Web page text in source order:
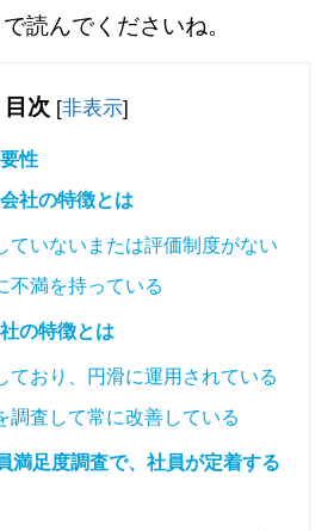
読んでくださいね。
目次 [非表示]
性
社の特徴とは
ていないまたは評価制度がない
不満を持っている
の特徴とは
ており、円滑に運用されている
調査して常に改善している
満足度調査で、社員が定着する